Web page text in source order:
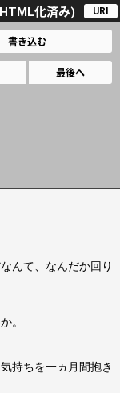
化済み) URI
書き込む
最後へ
んて、なんだか回り
。
持ちを一ヵ月間抱き